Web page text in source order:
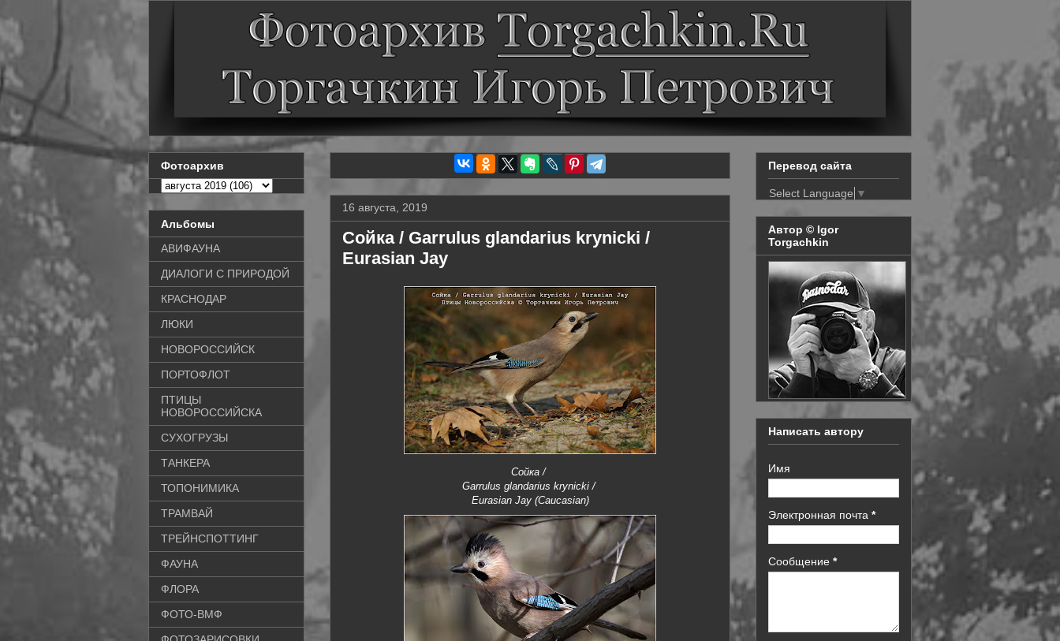
16 августа, 2019
Сойка / Garrulus glandarius krynicki /
Eurasian Jay
Сойка /
Garrulus glandarius krynicki /
Eurasian Jay (Caucasian)
Фотоархив
Альбомы
АВИФАУНА
ДИАЛОГИ С ПРИРОДОЙ
КРАСНОДАР
ЛЮКИ
НОВОРОССИЙСК
ПОРТОФЛОТ
ПТИЦЫ
НОВОРОССИЙСКА
СУХОГРУЗЫ
ТАНКЕРА
ТОПОНИМИКА
ТРАМВАЙ
ТРЕЙНСПОТТИНГ
ФАУНА
ФЛОРА
ФОТО-ВМФ
Перевод сайта
Select Language ▼
Автор © Igor
Torgachkin
Написать автору
Имя
Электронная почта *
Сообщение *